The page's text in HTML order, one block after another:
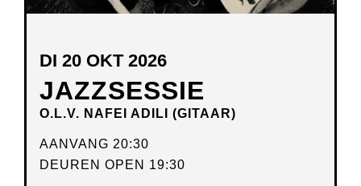
JAZZSESSIE
O.L.V. NAFEI ADILI (GITAAR)
DI 20 OKT 2026
AANVANG 20:30
DEUREN OPEN 19:30